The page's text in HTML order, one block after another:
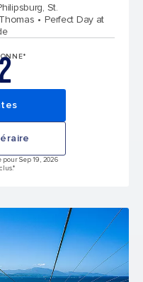
St.
Perfect Day at
Sep 19, 2026